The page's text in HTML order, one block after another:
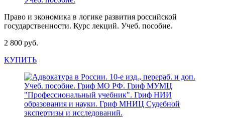
Право и экономика в логике развития российской
государственности. Курс лекций. Учеб. пособие.
2 800 руб.
КУПИТЬ